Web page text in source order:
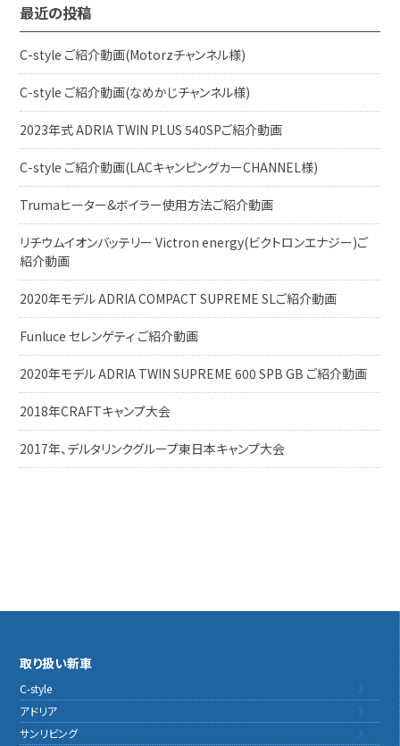
最近の投稿
C-style ご紹介動画(Motorzチャンネル様)
C-style ご紹介動画(なめかじチャンネル様)
2023年式 ADRIA TWIN PLUS 540SPご紹介動画
C-style ご紹介動画(LACキャンピングカーCHANNEL様)
Trumaヒーター&ボイラー使用方法ご紹介動画
リチウムイオンバッテリー Victron energy(ビクトロンエナジー)ご
紹介動画
2020年モデル ADRIA COMPACT SUPREME SLご紹介動画
Funluce セレンゲティ ご紹介動画
2020年モデル ADRIA TWIN SUPREME 600 SPB GB ご紹介動画
2018年CRAFTキャンプ大会
2017年、デルタリンクグループ東日本キャンプ大会
取り扱い新車
C-style
アドリア
サンリビング